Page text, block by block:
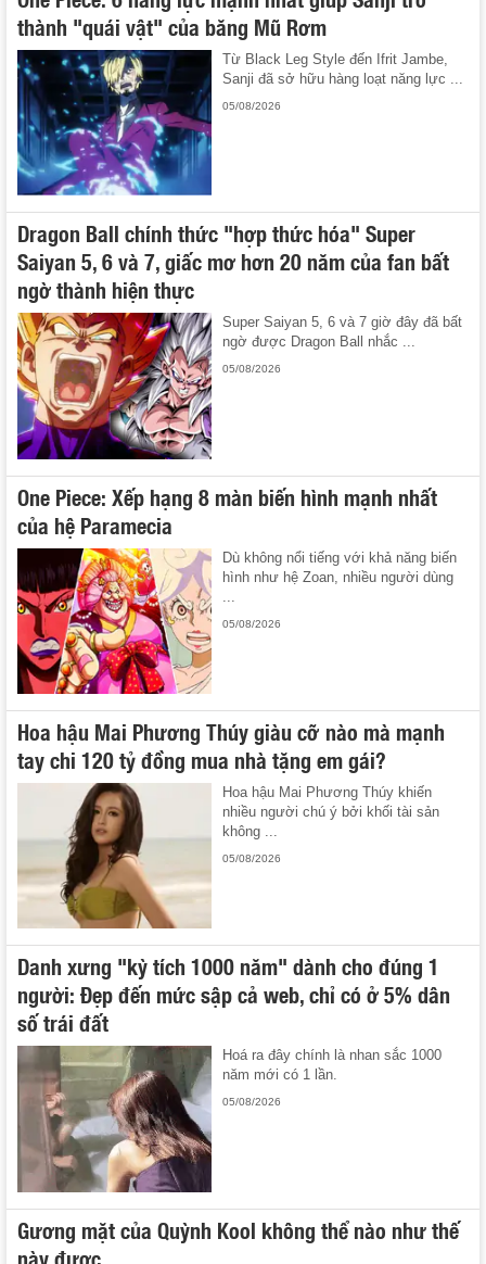
thành "quái vật" của băng Mũ Rơm
Từ Black Leg Style đến Ifrit Jambe,
Sanji đã sở hữu hàng loạt năng lực ...
05/08/2026
Dragon Ball chính thức "hợp thức hóa" Super
Saiyan 5, 6 và 7, giấc mơ hơn 20 năm của fan bất
ngờ thành hiện thực
Super Saiyan 5, 6 và 7 giờ đây đã bất
ngờ được Dragon Ball nhắc ...
05/08/2026
One Piece: Xếp hạng 8 màn biến hình mạnh nhất
của hệ Paramecia
Dù không nổi tiếng với khả năng biến
hình như hệ Zoan, nhiều người dùng
05/08/2026
Hoa hậu Mai Phương Thúy giàu cỡ nào mà mạnh
tay chi 120 tỷ đồng mua nhà tặng em gái?
Hoa hậu Mai Phương Thúy khiến
nhiều người chú ý bởi khối tài sản
không ...
05/08/2026
Danh xưng "kỳ tích 1000 năm" dành cho đúng 1
người: Đẹp đến mức sập cả web, chỉ có ở 5% dân
số trái đất
Hoá ra đây chính là nhan sắc 1000
năm mới có 1 lần.
05/08/2026
Gương mặt của Quỳnh Kool không thể nào như thế
này được